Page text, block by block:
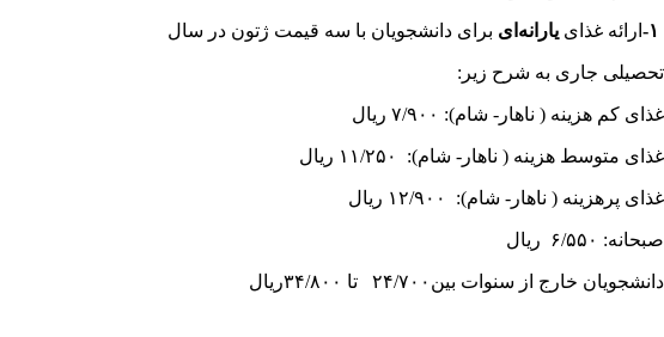
-۱ ارائه غذای یارانه‌ای برای دانشجویان با سه قیمت ژتون در سال
تحصیلی جاری به شرح زیر :
غذای کم هزینه ( ناهار - شام): ۷/۹۰۰ ریال
غذای متوسط هزینه ( ناهار - شام): ۱۱/۲۵۰ ریال
غذای پرهزینه ( ناهار - شام): ۱۲/۹۰۰ ریال
صبحانه: ۶/۵۵۰ ریال
دانشجویان خارج از سنوات بین ۲۴/۷۰۰ تا ۳۴/۸۰۰ریال